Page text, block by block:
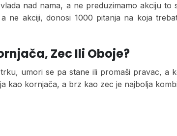
nad nama, a ne preduzimamo akciju
akciji, donosi 1000 pitanja na koja
Zec Ili Oboje?
umori se pa stane ili promaši pravac, a
kao kornjača, a brz kao zec je najbolja